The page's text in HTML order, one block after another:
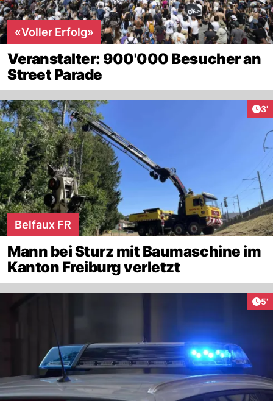
«Voller Erfolg»
Veranstalter: 900'000 Besucher an
Street Parade
3'
Belfaux FR
Mann bei Sturz mit Baumaschine im
Kanton Freiburg verletzt
5'